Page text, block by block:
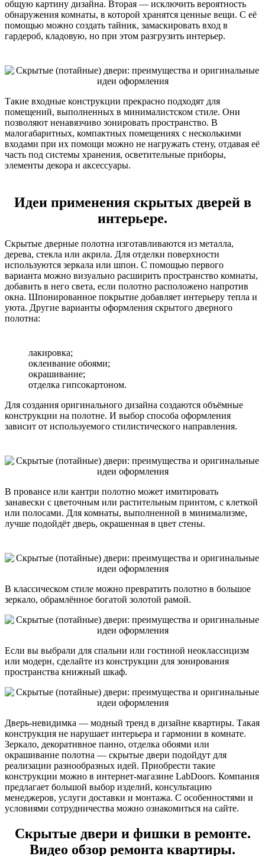
общую картину дизайна. Вторая — исключить вероятность
обнаружения комнаты, в которой хранятся ценные вещи. С её
помощью можно создать тайник, замаскировать вход в
гардероб, кладовую, но при этом разгрузить интерьер.
Такие входные конструкции прекрасно подходят для
помещений, выполненных в минималистском стиле. Они
позволяют ненавязчиво зонировать пространство. В
малогабаритных, компактных помещениях с несколькими
входами при их помощи можно не нагружать стену, отдавая её
часть под системы хранения, осветительные приборы,
элементы декора и аксессуары.
Идеи применения скрытых дверей в
интерьере.
Скрытые дверные полотна изготавливаются из металла,
дерева, стекла или акрила. Для отделки поверхности
используются зеркала или шпон. С помощью первого
варианта можно визуально расширить пространство комнаты,
добавить в него света, если полотно расположено напротив
окна. Шпонированное покрытие добавляет интерьеру тепла и
уюта. Другие варианты оформления скрытого дверного
полотна:
лакировка;
оклеивание обоями;
окрашивание;
отделка гипсокартоном.
Для создания оригинального дизайна создаются объёмные
конструкции на полотне. И выбор способа оформления
зависит от используемого стилистического направления.
В провансе или кантри полотно может имитировать
занавески с цветочным или растительным принтом, с клеткой
или полосами. Для комнаты, выполненной в минимализме,
лучше подойдёт дверь, окрашенная в цвет стены.
В классическом стиле можно превратить полотно в большое
зеркало, обрамлённое богатой золотой рамой.
Если вы выбрали для спальни или гостиной неоклассицизм
или модерн, сделайте из конструкции для зонирования
пространства книжный шкаф.
Дверь-невидимка — модный тренд в дизайне квартиры. Такая
конструкция не нарушает интерьера и гармонии в комнате.
Зеркало, декоративное панно, отделка обоями или
окрашивание полотна — скрытые двери подойдут для
реализации разнообразных идей. Приобрести такие
конструкции можно в интернет-магазине LabDoors. Компания
предлагает большой выбор изделий, консультацию
менеджеров, услуги доставки и монтажа. С особенностями и
условиями сотрудничества можно ознакомиться на сайте.
Скрытые двери и фишки в ремонте.
Видео обзор ремонта квартиры.